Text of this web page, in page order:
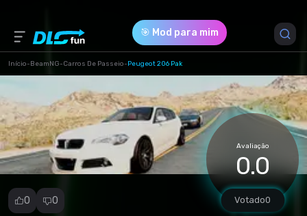
🎯 Mod para mim
Início-BeamNG-Carros De Passeio-Peugeot 206 Pak
Avaliação
0.0
Votado0
0 0
Versão do Jogo *
0.30 (30e7a6c62d7f93ef1bb25740fe82273e.zip)
Download (131.07 Mb)